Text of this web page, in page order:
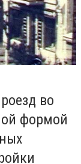
во
формой